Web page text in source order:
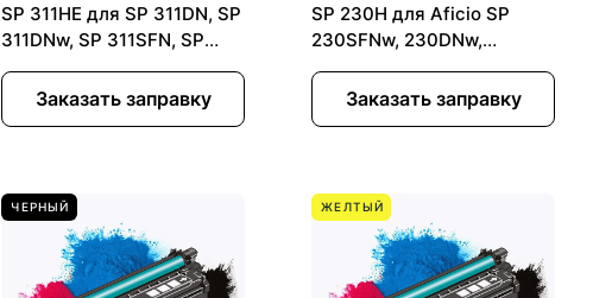
SP 311HE для SP 311DN, SP
311DNw, SP 311SFN, SP
Заказать заправку
SP 230H для Aficio SP
230SFNw, 230DNw,
Заказать заправку
ЧЕРНЫЙ ЖЕЛТЫЙ